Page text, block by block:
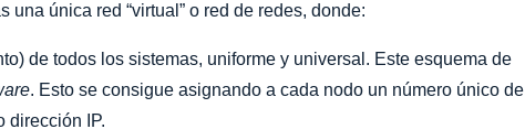
única red “virtual” o red de redes, donde:
de todos los sistemas, uniforme y universal. Este esquema de
. Esto se consigue asignando a cada nodo un número único de
dirección IP.